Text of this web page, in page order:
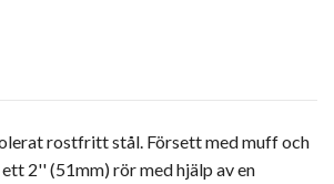
rostfritt stål. Försett med muff och
2'' (51mm) rör med hjälp av en